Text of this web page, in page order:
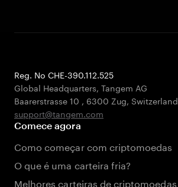
Reg. No CHE-390.112.525
Global Headquarters, Tangem AG
Baarerstrasse 10 , 6300 Zug, Switzerland
support@tangem.com
Comece agora
Como começar com criptomoedas
O que é uma carteira fria?
Melhores carteiras de criptomoedas